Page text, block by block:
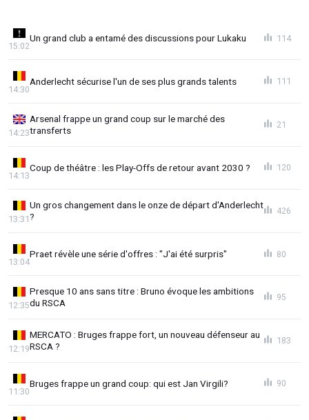
Un grand club a entamé des discussions pour Lukaku
15:02
114
Anderlecht sécurise l'un de ses plus grands talents
14:30
111
Arsenal frappe un grand coup sur le marché des
transferts
14:23
21
Coup de théâtre : les Play-Offs de retour avant 2030 ?
14:13
120
Un gros changement dans le onze de départ d'Anderlecht
?
13:31
426
Praet révèle une série d'offres : "J'ai été surpris"
13:04
80
Presque 10 ans sans titre : Bruno évoque les ambitions
du RSCA
12:35
95
MERCATO : Bruges frappe fort, un nouveau défenseur au
RSCA ?
12:19
183
Bruges frappe un grand coup: qui est Jan Virgili?
11:30
90